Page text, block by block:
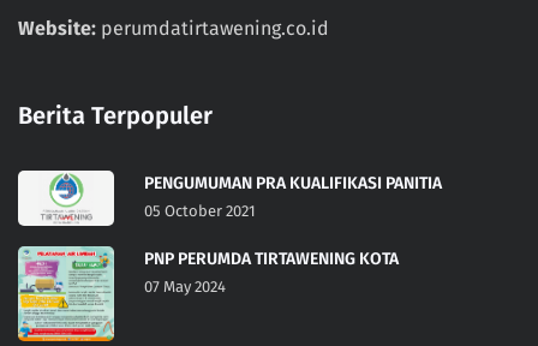
Website: perumdatirtawening.co.id
Berita Terpopuler
PENGUMUMAN PRA KUALIFIKASI PANITIA
05 October 2021
PNP PERUMDA TIRTAWENING KOTA
07 May 2024